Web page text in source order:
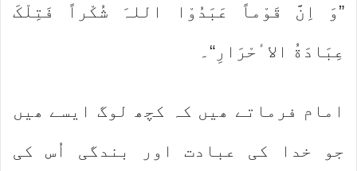
”وَ اِنَّ قَوْماً عَبَدُوْا اللہَ شُکْراً فَتِلْکَ
عِبَادَةُ الاٴحْرَارِ“۔
امام فرماتے ھیں کہ کچھ لوگ ایسے ھیں
جو خدا کی عبادت اور بندگی اُس کی